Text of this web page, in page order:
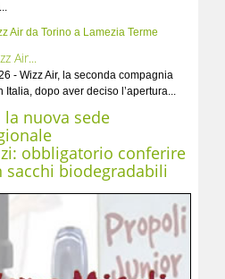
Air...
- Wizz Air, la seconda compagnia
dopo aver deciso l’apertura...
la nuova sede
obbligatorio conferire
sacchi biodegradabili